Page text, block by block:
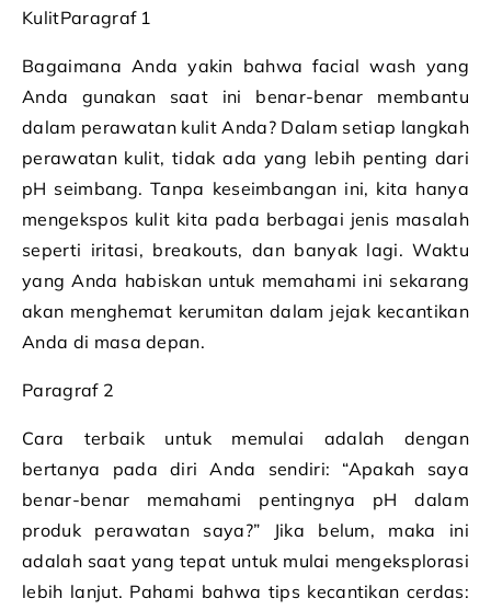
KulitParagraf 1
Bagaimana Anda yakin bahwa facial wash yang
Anda gunakan saat ini benar-benar membantu
dalam perawatan kulit Anda? Dalam setiap langkah
perawatan kulit, tidak ada yang lebih penting dari
pH seimbang. Tanpa keseimbangan ini, kita hanya
mengekspos kulit kita pada berbagai jenis masalah
seperti iritasi, breakouts, dan banyak lagi. Waktu
yang Anda habiskan untuk memahami ini sekarang
akan menghemat kerumitan dalam jejak kecantikan
Anda di masa depan.
Paragraf 2
Cara terbaik untuk memulai adalah dengan
bertanya pada diri Anda sendiri: “Apakah saya
benar-benar memahami pentingnya pH dalam
produk perawatan saya?” Jika belum, maka ini
adalah saat yang tepat untuk mulai mengeksplorasi
lebih lanjut. Pahami bahwa tips kecantikan cerdas: